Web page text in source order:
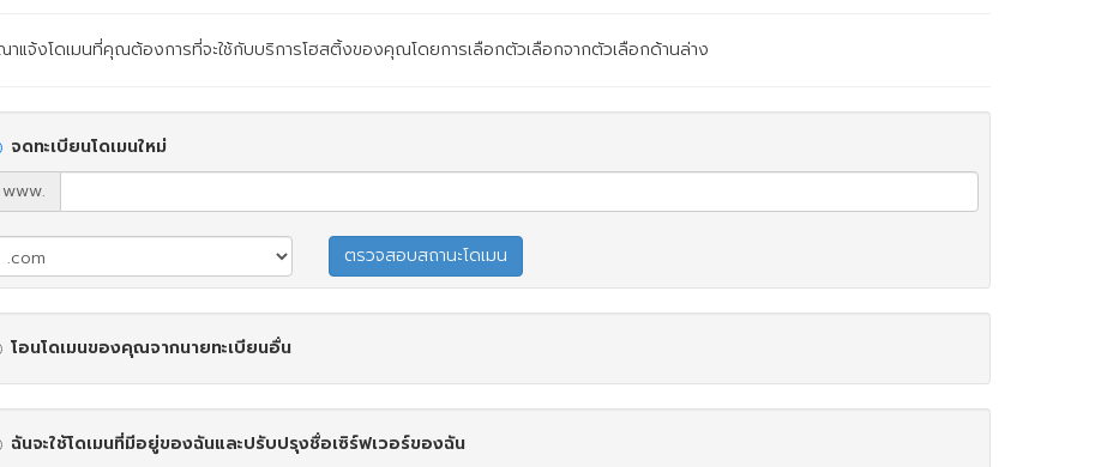
าแจ้งโดเมนที่คุณต้องการที่จะใช้กับบริการโฮสติ้งของคุณโดยการเลือกตัวเลือกจากตัวเลือกด้านล่าง
จดทะเบียนโดเมนใหม่
www.
โอนโดเมนของคุณจากนายทะเบียนอื่น
ฉันจะใช้โดเมนที่มีอยู่ของฉันและปรับปรุงชื่อเซิร์ฟเวอร์ของฉัน